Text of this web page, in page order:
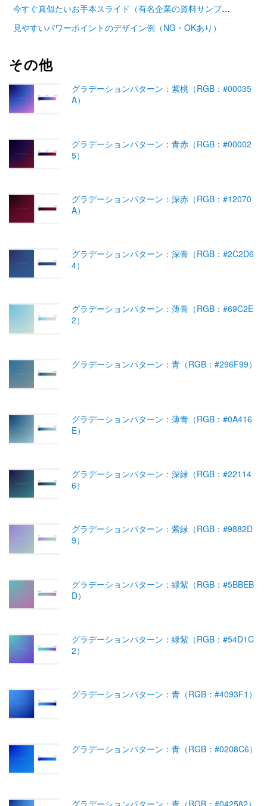
今すぐ真似たいお手本スライド（有名企業の資料サンプル11選）
見やすいパワーポイントのデザイン例（NG・OKあり）
その他
グラデーションパターン：紫桃（RGB：#00035
A）
グラデーションパターン：青赤（RGB：#00002
5）
グラデーションパターン：深赤（RGB：#12070
A）
グラデーションパターン：深青（RGB：#2C2D6
4）
グラデーションパターン：薄青（RGB：#69C2E
2）
グラデーションパターン：青（RGB：#296F99）
グラデーションパターン：薄青（RGB：#0A416
E）
グラデーションパターン：深緑（RGB：#22114
6）
グラデーションパターン：紫緑（RGB：#9882D
9）
グラデーションパターン：緑紫（RGB：#5BBEB
D）
グラデーションパターン：緑紫（RGB：#54D1C
2）
グラデーションパターン：青（RGB：#4093F1）
グラデーションパターン：青（RGB：#0208C6）